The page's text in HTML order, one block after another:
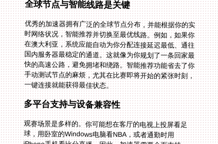
全球节点与智能线路是关键
优秀的加速器拥有广泛的全球节点分布，并能根据你的实
时网络状况，智能推荐并切换至最优线路。例如，如果你
在澳大利亚，系统应能自动为你分配连接延迟最低、通往
国内服务器最稳定的通道。这就像为你规划了一条回家最
快的高速公路，避免拥堵和绕路。智能推荐功能省去了你
手动测试节点的麻烦，尤其在比赛即将开始的紧张时刻，
一键连接就能获得最佳状态。
多平台支持与设备兼容性
观赛场景是多样的。你可能想在客厅的电视上投屏看足
球，用卧室的Windows电脑看NBA，或者通勤时用
iPhone手机看比分直播。因此，加速器需要全面支持
Android、iOS、Windows、macOS等主流系统，并且允
许一个账号在多个设备上同时使用。这样，你和家人就能
在不同设备上各看各的比赛，互不干扰，充分享受一人多